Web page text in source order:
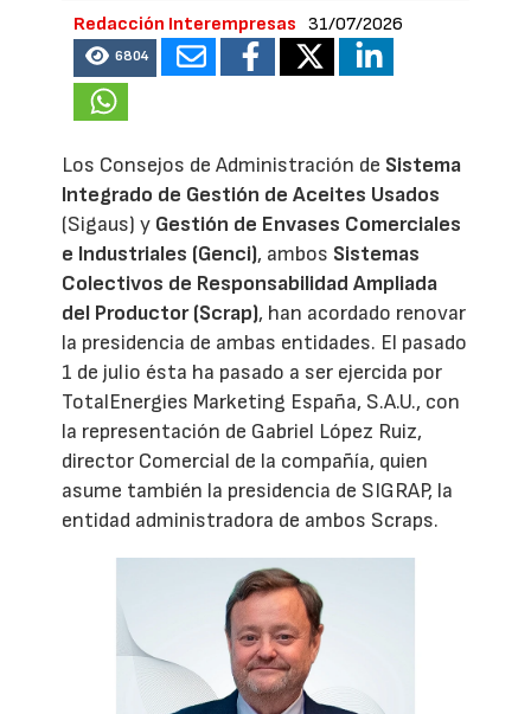
Redacción Interempresas 31/07/2026
6804
Los Consejos de Administración de Sistema
Integrado de Gestión de Aceites Usados
(Sigaus) y Gestión de Envases Comerciales
e Industriales (Genci), ambos Sistemas
Colectivos de Responsabilidad Ampliada
del Productor (Scrap), han acordado renovar
la presidencia de ambas entidades. El pasado
1 de julio ésta ha pasado a ser ejercida por
TotalEnergies Marketing España, S.A.U., con
la representación de Gabriel López Ruiz,
director Comercial de la compañía, quien
asume también la presidencia de SIGRAP, la
entidad administradora de ambos Scraps.